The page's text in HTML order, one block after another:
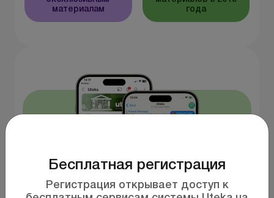
материалам
года
Бесплатная регистрация
Регистрация открывает доступ к